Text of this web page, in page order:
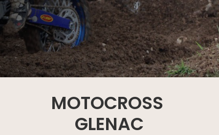
MOTOCROSS
GLENAC